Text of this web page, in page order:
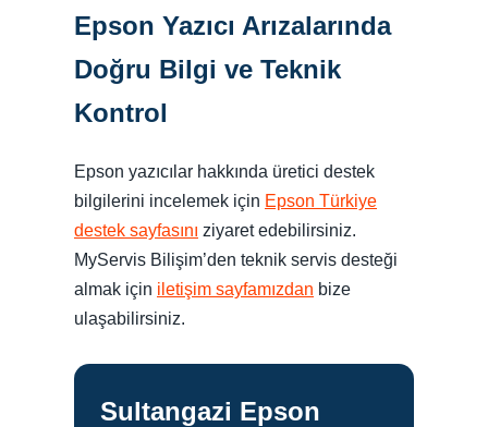
Epson Yazıcı Arızalarında
Doğru Bilgi ve Teknik
Kontrol
Epson yazıcılar hakkında üretici destek
bilgilerini incelemek için Epson Türkiye
destek sayfasını ziyaret edebilirsiniz.
MyServis Bilişim’den teknik servis desteği
almak için iletişim sayfamızdan bize
ulaşabilirsiniz.
Sultangazi Epson